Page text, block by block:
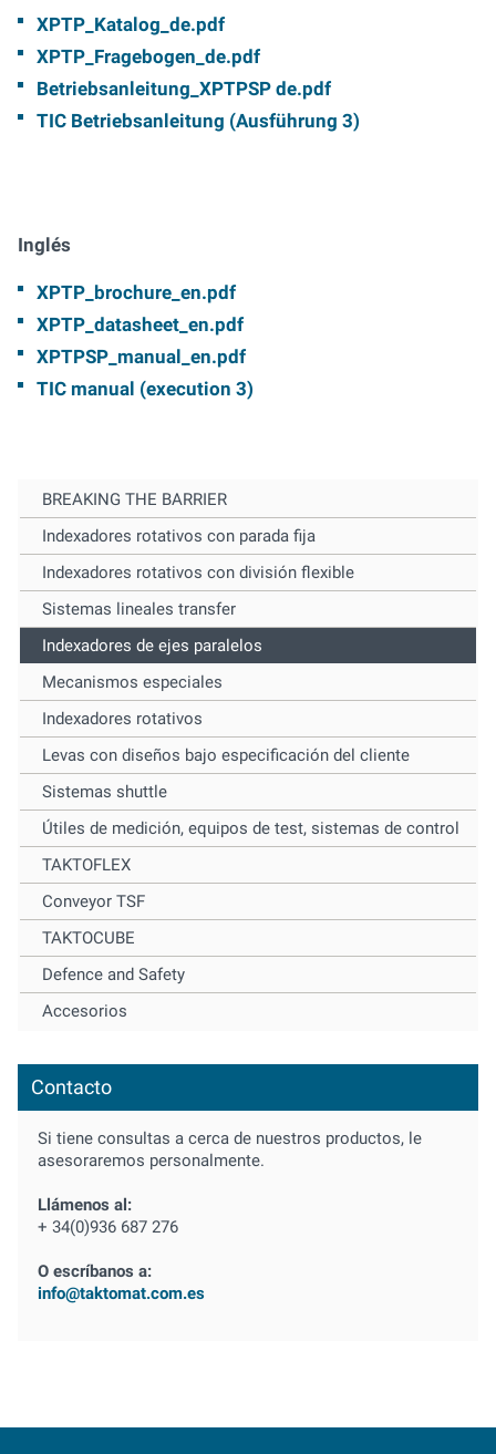
XPTP_Katalog_de.pdf
XPTP_Fragebogen_de.pdf
Betriebsanleitung_XPTPSP de.pdf
TIC Betriebsanleitung (Ausführung 3)
Inglés
XPTP_brochure_en.pdf
XPTP_datasheet_en.pdf
XPTPSP_manual_en.pdf
TIC manual (execution 3)
BREAKING THE BARRIER
Indexadores rotativos con parada fija
Indexadores rotativos con división flexible
Sistemas lineales transfer
Indexadores de ejes paralelos
Mecanismos especiales
Indexadores rotativos
Levas con diseños bajo especificación del cliente
Sistemas shuttle
Útiles de medición, equipos de test, sistemas de control
TAKTOFLEX
Conveyor TSF
TAKTOCUBE
Defence and Safety
Accesorios
Contacto
Si tiene consultas a cerca de nuestros productos, le
asesoraremos personalmente.
Llámenos al:
+ 34(0)936 687 276
O escríbanos a:
info@taktomat.com.es